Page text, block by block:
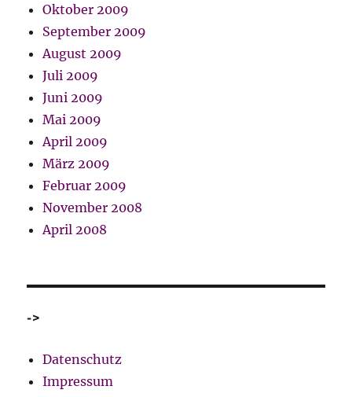
Oktober 2009
September 2009
August 2009
Juli 2009
Juni 2009
Mai 2009
April 2009
März 2009
Februar 2009
November 2008
April 2008
->
Datenschutz
Impressum